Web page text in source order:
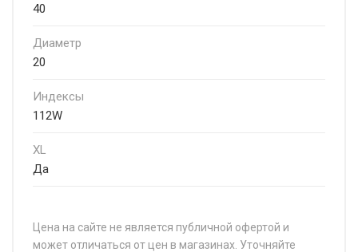
40
Диаметр
20
Индексы
112W
XL
Да
Цена на сайте не является публичной офертой и
может отличаться от цен в магазинах. Уточняйте